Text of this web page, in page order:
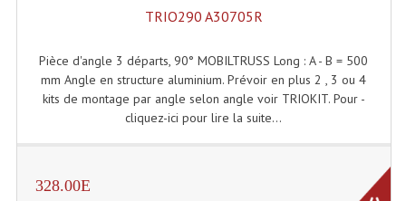
TRIO290 A30705R
Pièce d'angle 3 départs, 90° MOBILTRUSS Long : A - B = 500
mm Angle en structure aluminium. Prévoir en plus 2 , 3 ou 4
kits de montage par angle selon angle voir TRIOKIT. Pour -
cliquez-ici pour lire la suite...
328.00E